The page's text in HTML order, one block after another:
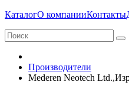
КаталогО компанииКонтакты
Производители
Mederen Neotech